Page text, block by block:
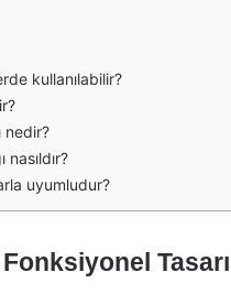
kullanılabilir?
nedir?
nasıldır?
uyumludur?